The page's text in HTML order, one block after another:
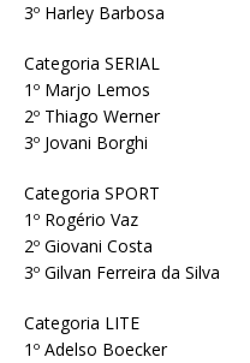
3º Harley Barbosa
Categoria SERIAL
1º Marjo Lemos
2º Thiago Werner
3º Jovani Borghi
Categoria SPORT
1º Rogério Vaz
2º Giovani Costa
3º Gilvan Ferreira da Silva
Categoria LITE
1º Adelso Boecker